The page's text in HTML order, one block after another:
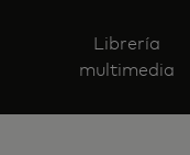
Librería
multimedia